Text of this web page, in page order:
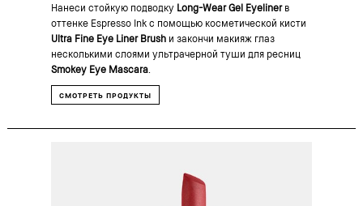
Нанеси стойкую подводку Long-Wear Gel Eyelinerв
оттенке Espresso Ink с помощью косметической кисти
Ultra Fine Eye Liner Brushи закончи макияж глаз
несколькими слоями ультрачерной туши для ресниц
Smokey Eye Mascara.
СМОТРЕТЬ ПРОДУКТЫ